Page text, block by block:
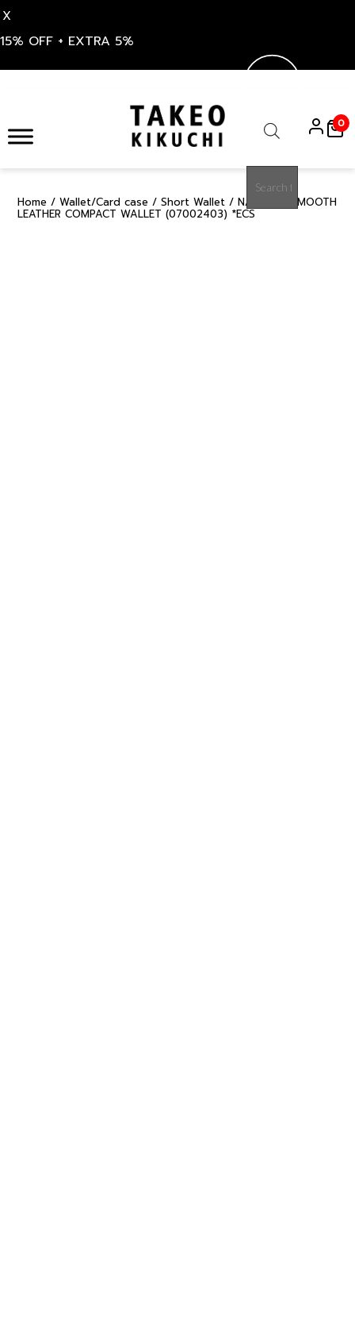
X
15% OFF + EXTRA 5%
content
search
0
Home / Wallet/Card case / Short Wallet / NAVY OIL SMOOTH
LEATHER COMPACT WALLET (07002403) *ECS
50%